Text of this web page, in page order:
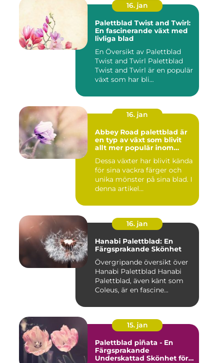
16. jan
Palettblad Twist and Twirl:
En fascinerande växt med
livliga blad
En Översikt av Palettblad
Twist and Twirl Palettblad
Twist and Twirl är en populär
växt som har bli...
16. jan
Abbey Road palettblad är
en typ av växt som blivit
allt mer populär inom
Dessa växter har blivit kända
för sina vackra färger och
unika mönster på sina blad. I
denna artikel...
16. jan
Hanabi Palettblad: En
Färgsprakande Skönhet
Övergripande översikt över
Hanabi Palettblad Hanabi
Palettblad, även känt som
Coleus, är en fascine...
15. jan
Palettblad piñata - En
Färgsprakande
Underskattad Skönhet för